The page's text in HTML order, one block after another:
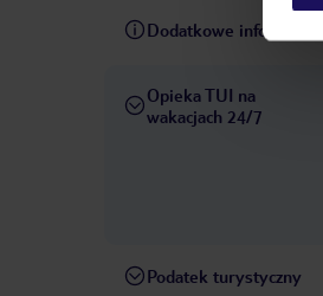
Dodatkowe informacje
Opieka TUI na
wakacjach 24/7
Podatek turystyczny